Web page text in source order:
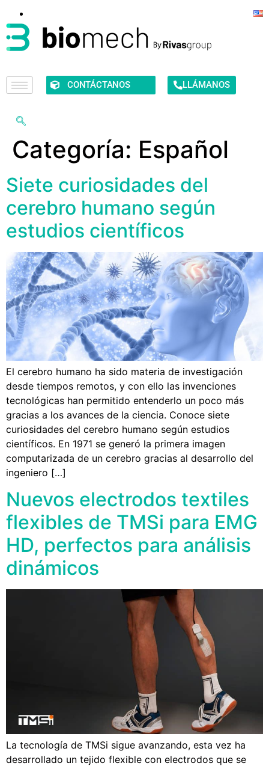
CONTÁCTANOS LLÁMANOS
Categoría: Español
Siete curiosidades del
cerebro humano según
estudios científicos
El cerebro humano ha sido materia de investigación
desde tiempos remotos, y con ello las invenciones
tecnológicas han permitido entenderlo un poco más
gracias a los avances de la ciencia. Conoce siete
curiosidades del cerebro humano según estudios
científicos. En 1971 se generó la primera imagen
computarizada de un cerebro gracias al desarrollo del
ingeniero […]
Nuevos electrodos textiles
flexibles de TMSi para EMG
HD, perfectos para análisis
dinámicos
La tecnología de TMSi sigue avanzando, esta vez ha
desarrollado un tejido flexible con electrodos que se